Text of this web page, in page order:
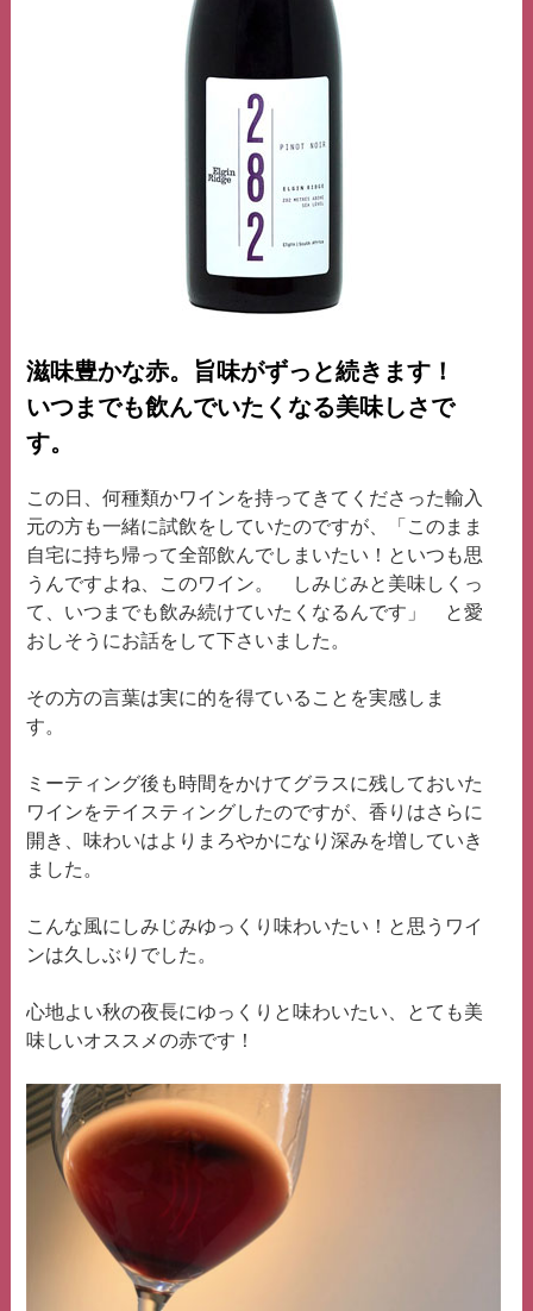
滋味豊かな赤。旨味がずっと続きます！
いつまでも飲んでいたくなる美味しさで
す。
この日、何種類かワインを持ってきてくださった輸入
元の方も一緒に試飲をしていたのですが、「このまま
自宅に持ち帰って全部飲んでしまいたい！といつも思
うんですよね、このワイン。 しみじみと美味しくっ
て、いつまでも飲み続けていたくなるんです」 と愛
おしそうにお話をして下さいました。
その方の言葉は実に的を得ていることを実感しま
す。
ミーティング後も時間をかけてグラスに残しておいた
ワインをテイスティングしたのですが、香りはさらに
開き、味わいはよりまろやかになり深みを増していき
ました。
こんな風にしみじみゆっくり味わいたい！と思うワイ
ンは久しぶりでした。
心地よい秋の夜長にゆっくりと味わいたい、とても美
味しいオススメの赤です！